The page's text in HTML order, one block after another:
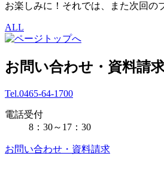
お楽しみに！それでは、また次回の
ALL
お問い合わせ・資料請
Tel.0465-64-1700
電話受付
8：30～17：30
お問い合わせ・資料請求